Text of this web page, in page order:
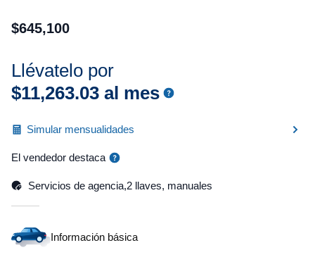
$645,100
Llévatelo por
$11,263.03 al mes
Simular mensualidades
El vendedor destaca
Servicios de agencia,2 llaves, manuales
Información básica